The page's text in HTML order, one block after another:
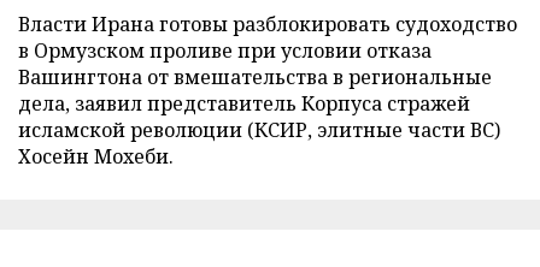
Власти Ирана готовы разблокировать судоходство
в Ормузском проливе при условии отказа
Вашингтона от вмешательства в региональные
дела, заявил представитель Корпуса стражей
исламской революции (КСИР, элитные части ВС)
Хосейн Мохеби.